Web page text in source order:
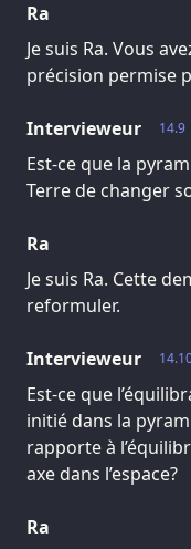
Ra
Je suis Ra. Vous
précision permise
14.9
Intervieweur
Est-ce que la
Terre de changer
Ra
Je suis Ra. Cette
reformuler.
Intervieweur
Est-ce que
initié dans la
rapporte à
axe dans l’espace?
Ra